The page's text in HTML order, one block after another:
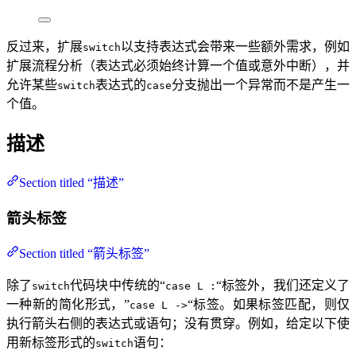
反过来，扩展switch以支持表达式会带来一些额外需求，例如
扩展流程分析（表达式必须始终计算一个值或意外中断），并
允许某些switch表达式的case分支抛出一个异常而不是产生一
个值。
描述
Section titled “描述”
箭头标签
Section titled “箭头标签”
除了 switch代码块中传统的“case L :“标签外，我们还定义了
一种新的简化形式，”case L ->“标签。如果标签匹配，则仅
执行箭头右侧的表达式或语句；没有贯穿。例如，给定以下使
用新标签形式的switch语句：